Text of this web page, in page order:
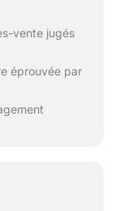
vente jugés
éprouvée par